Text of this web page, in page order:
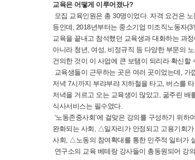
교육은 어떻게 이루어졌나?
모집 교육인원은 총 30명이었다. 자격 요건은
등인데, 2018년부터는 중소기업 미조직노동자
교육을 끝내고 참석했던 교육생과 대화하는 과
아니라 청년, 여성, 비정규직 등 다양한 부문의
건의한 것이 이 사업에 큰 보탬이 되리라 확신할
교육생들이 근무하는 곳은 여러 곳이었는데,
저녁 7시까지 부랴부랴 지하철을 타고, 버스를
저녁을 거르고 오는 교육생이 많았고, 굶주린
식사서비스는 필수였다.
‘노동존중사회’에 걸맞은 강의를 구성하기 위
완화되는 사회, △일자리가 안정되고 고용기회
사회, △노동의 참여확대를 통한 민주적 일터가
연구소의 교육 베테랑 강사들이 총동원되어 강